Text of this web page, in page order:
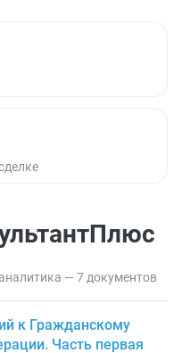
— 7 документов
к Гражданскому
Часть первая